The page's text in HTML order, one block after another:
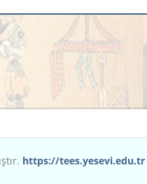
https://tees.yesevi.edu.tr